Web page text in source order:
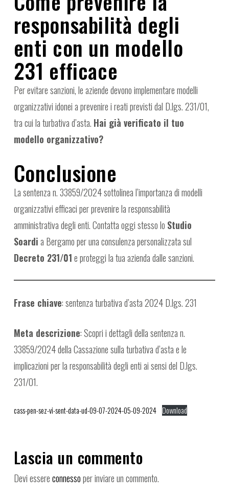
responsabilità degli
enti con un modello
231 efficace
Per evitare sanzioni, le aziende devono implementare modelli
organizzativi idonei a prevenire i reati previsti dal D.lgs. 231/01,
tra cui la turbativa d’asta. Hai già verificato il tuo
modello organizzativo?
Conclusione
La sentenza n. 33859/2024 sottolinea l’importanza di modelli
organizzativi efficaci per prevenire la responsabilità
amministrativa degli enti. Contatta oggi stesso lo Studio
Soardia Bergamo per una consulenza personalizzata sul
Decreto 231/01e proteggi la tua azienda dalle sanzioni.
Frase chiave: sentenza turbativa d’asta 2024 D.lgs. 231
Meta descrizione: Scopri i dettagli della sentenza n.
33859/2024 della Cassazione sulla turbativa d’asta e le
implicazioni per la responsabilità degli enti ai sensi del D.lgs.
231/01.
cass-pen-sez-vi-sent-data-ud-09-07-2024-05-09-2024 Download
Lascia un commento
Devi essereconnessoper inviare un commento.